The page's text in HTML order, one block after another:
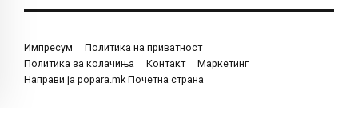
Импресум
Политика на приватност
Политика за колачиња
Контакт
Маркетинг
Направи ја popara.mk Почетна страна